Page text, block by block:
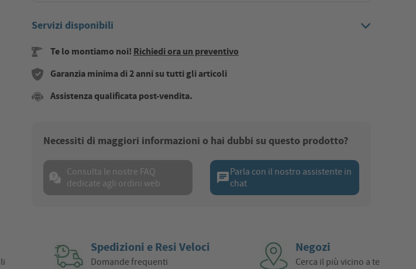
Servizi disponibili
Te lo montiamo noi! Richiedi ora un preventivo
Garanzia minima di 2 anni su tutti gli articoli
Assistenza qualificata post-vendita.
Necessiti di maggiori informazioni o hai dubbi su questo prodotto?
Consulta le nostre FAQ
dedicate agli ordini web
chatParla con il nostro assistente in
chat
Spedizioni e Resi Veloci
Domande frequenti
Negozi
Cerca il più vicino a te